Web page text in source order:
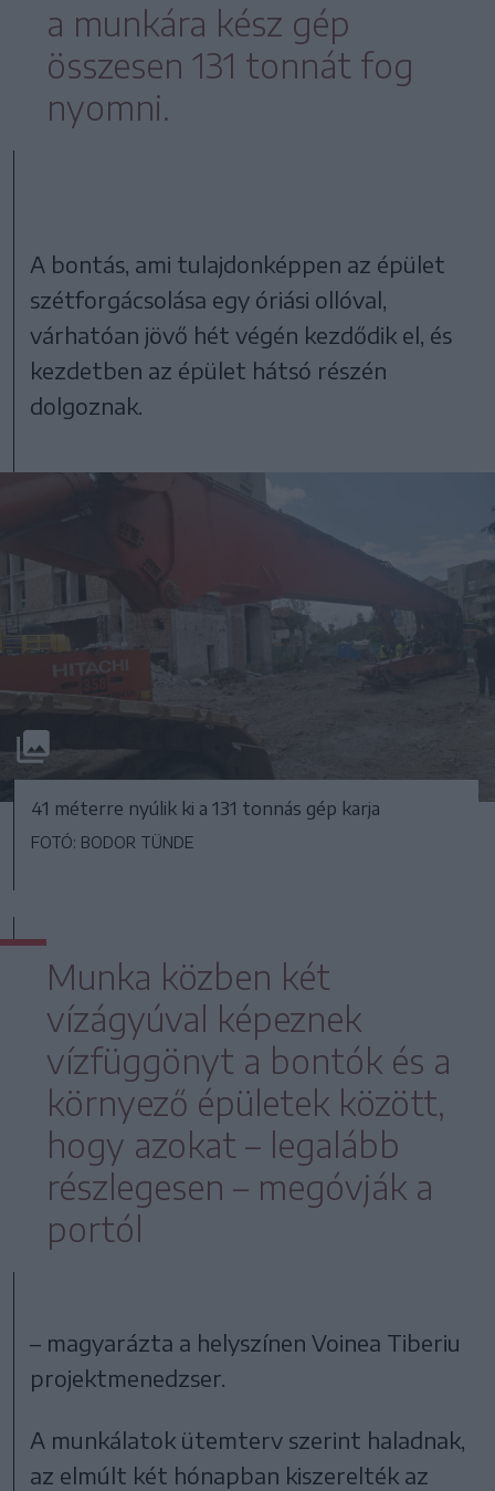
a munkára kész gép
összesen 131 tonnát fog
nyomni.
A bontás, ami tulajdonképpen az épület
szétforgácsolása egy óriási ollóval,
várhatóan jövő hét végén kezdődik el, és
kezdetben az épület hátsó részén
dolgoznak.
41 méterre nyúlik ki a 131 tonnás gép karja
FOTÓ: BODOR TÜNDE
Munka közben két
vízágyúval képeznek
vízfüggönyt a bontók és a
környező épületek között,
hogy azokat – legalább
részlegesen – megóvják a
portól
– magyarázta a helyszínen Voinea Tiberiu
projektmenedzser.
A munkálatok ütemterv szerint haladnak,
az elmúlt két hónapban kiszerelték az